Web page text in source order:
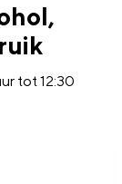
tot 12:30